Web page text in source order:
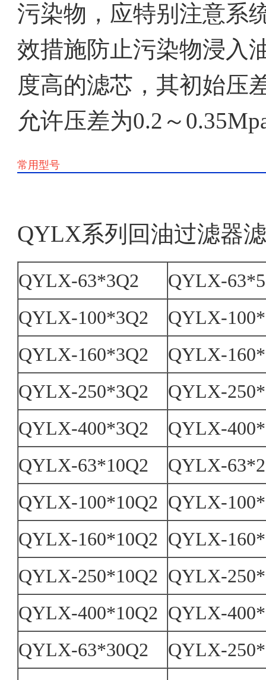
污染物，应特别注意系
效措施防止污染物浸入
度高的滤芯，其初始压
允许压差为0.2～
常用型号
QYLX系列回油过滤器
QYLX-63*3Q2
QYLX-
QYLX-100*3Q2
QYLX-
QYLX-160*3Q2
QYLX-
QYLX-250*3Q2
QYLX-
QYLX-400*3Q2
QYLX-
QYLX-63*10Q2
QYLX-
QYLX-100*10Q2 QYLX-
QYLX-160*10Q2 QYLX-
QYLX-250*10Q2 QYLX-
QYLX-400*10Q2 QYLX-
QYLX-63*30Q2
QYLX-